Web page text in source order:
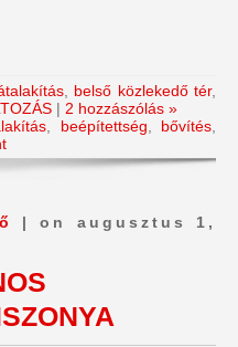
, belső közlekedő tér,
| 2 hozzászólás »
beépítettség bővítés
| on augusztus 1,